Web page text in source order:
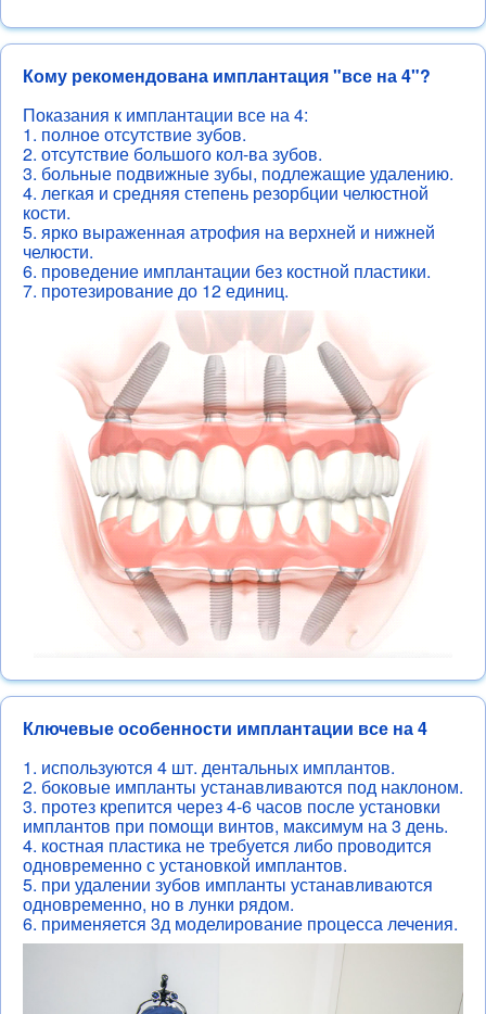
Кому рекомендована имплантация "все на 4"?
Показания к имплантации все на 4:
1. полное отсутствие зубов.
2. отсутствие большого кол-ва зубов.
3. больные подвижные зубы, подлежащие удалению.
4. легкая и средняя степень резорбции челюстной
кости.
5. ярко выраженная атрофия на верхней и нижней
челюсти.
6. проведение имплантации без костной пластики.
7. протезирование до 12 единиц.
Ключевые особенности имплантации все на 4
1. используются 4 шт. дентальных имплантов.
2. боковые импланты устанавливаются под наклоном.
3. протез крепится через 4-6 часов после установки
имплантов при помощи винтов, максимум на 3 день.
4. костная пластика не требуется либо проводится
одновременно с установкой имплантов.
5. при удалении зубов импланты устанавливаются
одновременно, но в лунки рядом.
6. применяется 3д моделирование процесса лечения.